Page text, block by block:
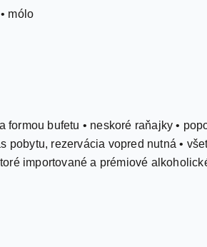
mólo
bufetu • neskoré raňajky •
pobytu, rezervácia vopred nutná •
importované a prémiové